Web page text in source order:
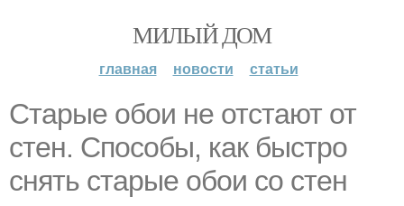
МИЛЫЙ ДОМ
главная новости статьи
Старые обои не отстают от
стен. Способы, как быстро
снять старые обои со стен